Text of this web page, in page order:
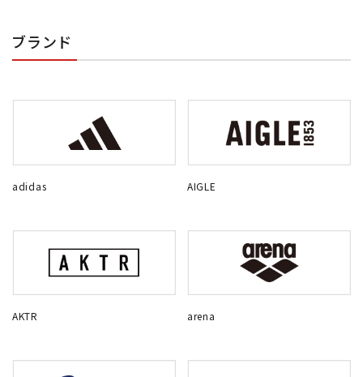
ブランド
adidas AIGLE
AKTR arena